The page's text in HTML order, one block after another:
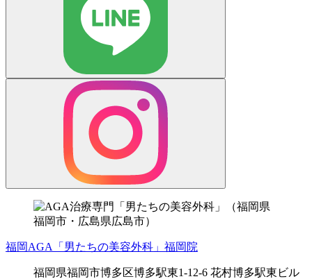
福岡AGA「男たちの美容外科」福岡院
福岡県福岡市博多区博多駅東1-12-6 花村博多駅東ビル